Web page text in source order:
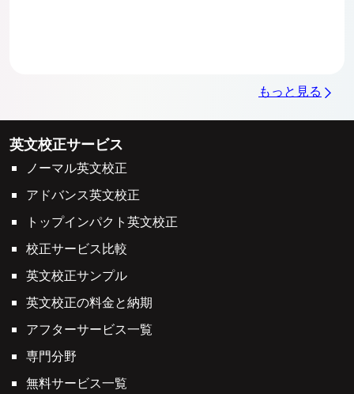
もっと見る
英文校正サービス
ノーマル英文校正
アドバンス英文校正
トップインパクト英文校正
校正サービス比較
英文校正サンプル
英文校正の料金と納期
アフターサービス一覧
専門分野
無料サービス一覧